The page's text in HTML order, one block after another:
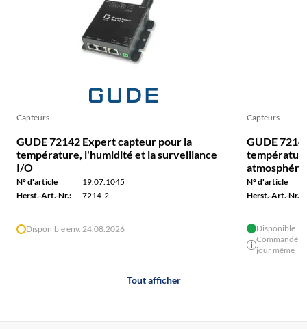
Capteurs
GUDE 72142 Expert capteur pour la
température, l'humidité et la surveillance
I/O
N° d'article
19.07.1045
Herst.-Art.-Nr.:
7214-2
Disponible env. 24.08.2026
Capteurs
GUDE
N° d'article
Herst.-Art.-Nr.:
Disponible
Commandé
jour même
Tout afficher